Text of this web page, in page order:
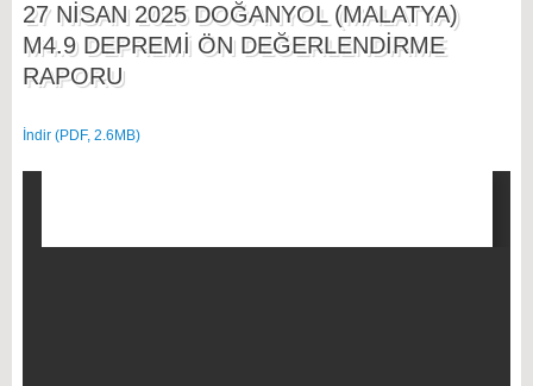
27 NİSAN 2025 DOĞANYOL (MALATYA)
M4.9 DEPREMİ ÖN DEĞERLENDİRME
RAPORU
İndir (PDF, 2.6MB)